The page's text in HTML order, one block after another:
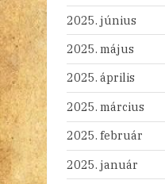
2025. június
2025. május
2025. április
2025. március
2025. február
2025. január